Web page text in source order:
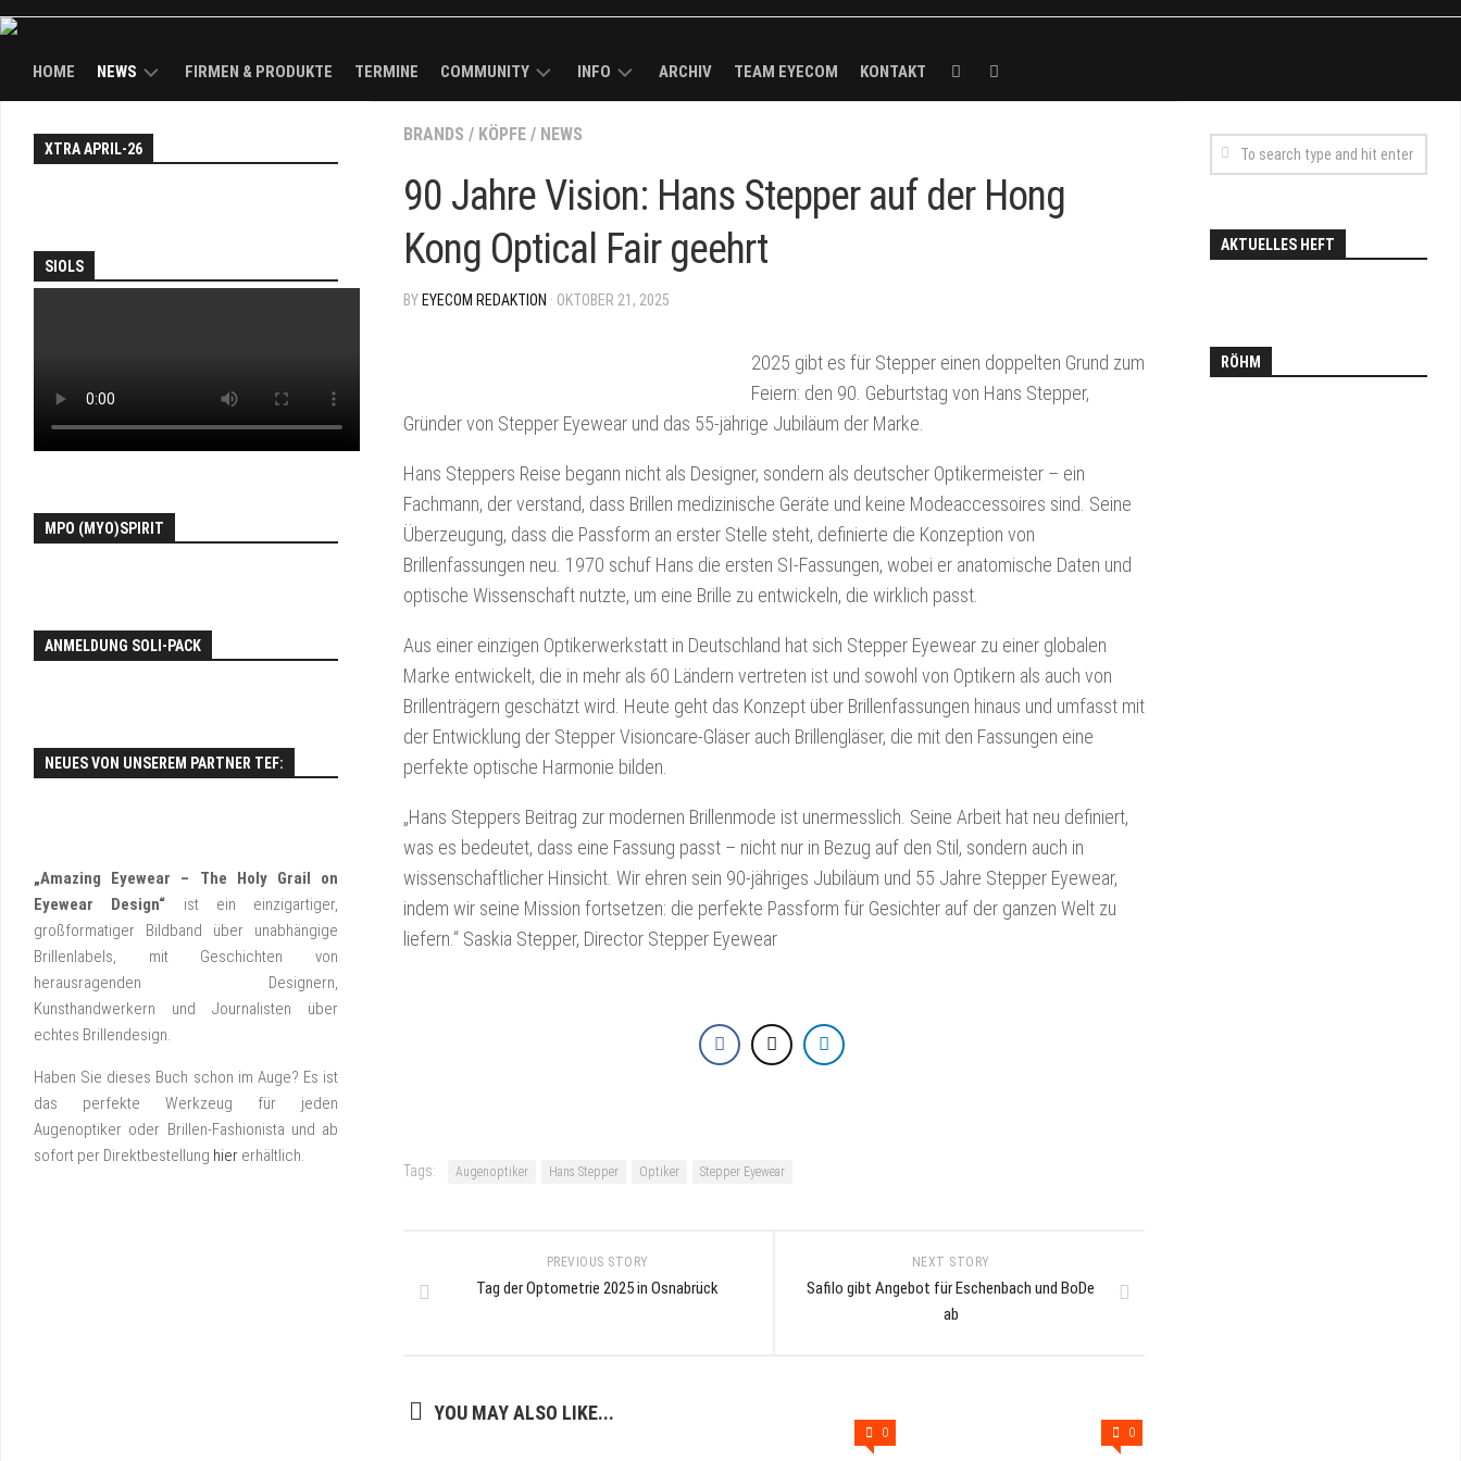
HOME NEWS
NEWS
FIRMEN & PRODUKTE TERMINE COMMUNITY
EYECOM
THROUGH
FAIR
ANMELDUNG
SOLI-
EYECOM-
THE
EYEWEAR
FORUM
MAGAZINE
TEF
INSTAGRAM
TEF
LINKEDIN
UP
INFO
MEDIADATEN
/
IMPRESSUM
ARCHIV TEAM EYECOM KONTAKT
BRANDS / KÖPFE / NEWS
90 Jahre Vision: Hans Stepper auf der Hong
Kong Optical Fair geehrt
BY EYECOM REDAKTION · OKTOBER 21, 2025
2025 gibt es für Stepper einen doppelten Grund zum
Feiern: den 90. Geburtstag von Hans Stepper,
Gründer von Stepper Eyewear und das 55-jährige Jubiläum der Marke.
Hans Steppers Reise begann nicht als Designer, sondern als deutscher Optikermeister – ein
Fachmann, der verstand, dass Brillen medizinische Geräte und keine Modeaccessoires sind. Seine
Überzeugung, dass die Passform an erster Stelle steht, definierte die Konzeption von
Brillenfassungen neu. 1970 schuf Hans die ersten SI-Fassungen, wobei er anatomische Daten und
optische Wissenschaft nutzte, um eine Brille zu entwickeln, die wirklich passt.
Aus einer einzigen Optikerwerkstatt in Deutschland hat sich Stepper Eyewear zu einer globalen
Marke entwickelt, die in mehr als 60 Ländern vertreten ist und sowohl von Optikern als auch von
Brillenträgern geschätzt wird. Heute geht das Konzept über Brillenfassungen hinaus und umfasst mit
der Entwicklung der Stepper Visioncare-Gläser auch Brillengläser, die mit den Fassungen eine
perfekte optische Harmonie bilden.
„Hans Steppers Beitrag zur modernen Brillenmode ist unermesslich. Seine Arbeit hat neu definiert,
was es bedeutet, dass eine Fassung passt – nicht nur in Bezug auf den Stil, sondern auch in
wissenschaftlicher Hinsicht. Wir ehren sein 90-jähriges Jubiläum und 55 Jahre Stepper Eyewear,
indem wir seine Mission fortsetzen: die perfekte Passform für Gesichter auf der ganzen Welt zu
liefern.“ Saskia Stepper, Director Stepper Eyewear
Tags: Augenoptiker Hans Stepper Optiker Stepper Eyewear
NEXT STORY
Safilo gibt Angebot für Eschenbach und BoDe
ab
PREVIOUS STORY
Tag der Optometrie 2025 in Osnabrück
YOU MAY ALSO LIKE...
0 0
XTRA APRIL-26
SIOLS
MPO (MYO)SPIRIT
ANMELDUNG SOLI-PACK
NEUES VON UNSEREM PARTNER TEF:
„Amazing Eyewear – The Holy Grail on
Eyewear Design“ ist ein einzigartiger,
großformatiger Bildband über unabhängige
Brillenlabels, mit Geschichten von
herausragenden Designern,
Kunsthandwerkern und Journalisten über
echtes Brillendesign.
Haben Sie dieses Buch schon im Auge? Es ist
das perfekte Werkzeug für jeden
Augenoptiker oder Brillen-Fashionista und ab
sofort per Direktbestellung hier erhältlich.
AKTUELLES HEFT
RÖHM